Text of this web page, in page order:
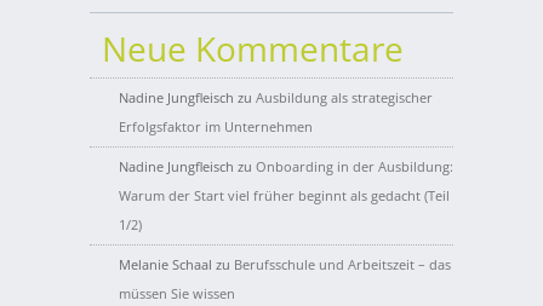
Neue Kommentare
Nadine Jungfleisch zu Ausbildung als strategischer
Erfolgsfaktor im Unternehmen
Nadine Jungfleisch zu Onboarding in der Ausbildung:
Warum der Start viel früher beginnt als gedacht (Teil
1/2)
Melanie Schaal zu Berufsschule und Arbeitszeit – das
müssen Sie wissen